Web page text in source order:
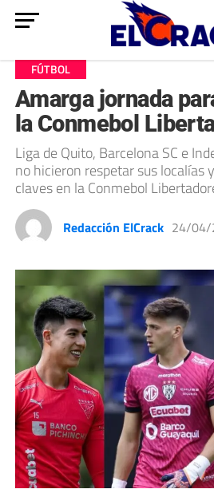
FÚTBOL
Amarga jornada
la Conmebol
Liga de Quito, Barcelona SC e
no hicieron respetar sus localías
claves en la Conmebol
Redacción ElCrack 24/04/